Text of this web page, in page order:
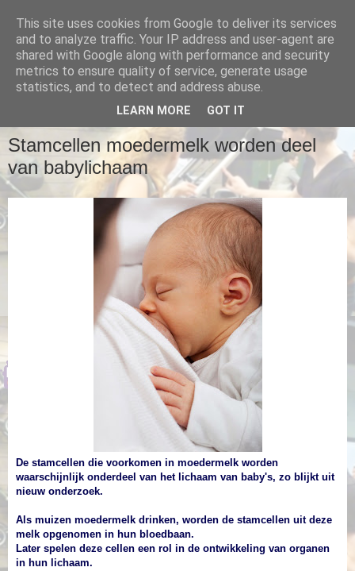
Babycare Blog
Babies, Parenting and Great Baby Gear!
Stamcellen moedermelk worden deel
van babylichaam
De stamcellen die voorkomen in moedermelk worden
waarschijnlijk onderdeel van het lichaam van baby's, zo blijkt uit
nieuw onderzoek.
Als muizen moedermelk drinken, worden de stamcellen uit deze
melk opgenomen in hun bloedbaan.
Later spelen deze cellen een rol in de ontwikkeling van organen
in hun lichaam.
This site uses cookies from Google to deliver its services
and to analyze traffic. Your IP address and user-agent are
shared with Google along with performance and security
metrics to ensure quality of service, generate usage
statistics, and to detect and address abuse.
LEARN MORE GOT IT